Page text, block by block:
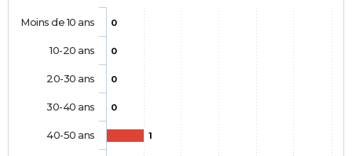
0
0
0
0
1
Moins de 10 ans
10-20 ans
20-30 ans
30-40 ans
40-50 ans